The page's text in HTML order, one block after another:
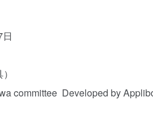
committee Developed by